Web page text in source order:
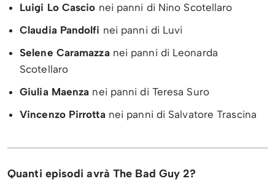
Luigi Lo Cascio nei panni di Nino Scotellaro
Claudia Pandolfi nei panni di Luvi
Selene Caramazza nei panni di Leonarda
Scotellaro
Giulia Maenza nei panni di Teresa Suro
Vincenzo Pirrotta nei panni di Salvatore Trascina
Quanti episodi avrà The Bad Guy 2?